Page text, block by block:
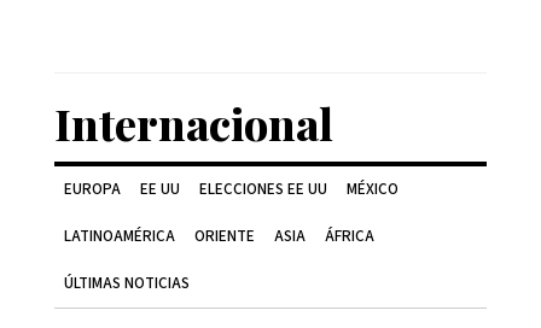
Internacional
EUROPA EE UU ELECCIONES EE UU MÉXICO
LATINOAMÉRICA ORIENTE ASIA ÁFRICA
ÚLTIMAS NOTICIAS